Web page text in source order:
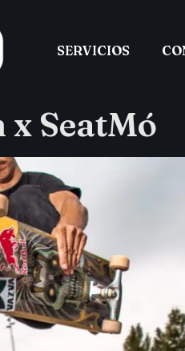
SERVICIOS
x SeatMó